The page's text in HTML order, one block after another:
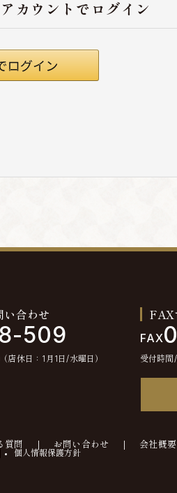
カウントでログイン
い合わせ
509
休日：1月1日/水曜日）
FAX
FAX
受付時間
質問 お問い合わせ 会社概要
個人情報保護方針